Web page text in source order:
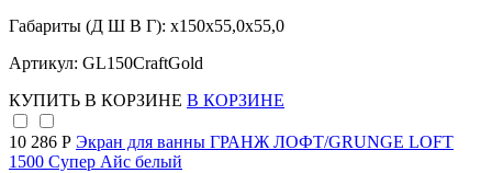
Габариты (Д Ш В Г): x150x55,0x55,0
Артикул: GL150CraftGold
КУПИТЬ В КОРЗИНЕ В КОРЗИНЕ
10 286 Р Экран для ванны ГРАНЖ ЛОФТ/GRUNGE LOFT
1500 Супер Айс белый